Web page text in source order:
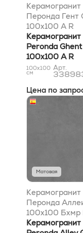
Керамогранит
Перонда Гент
100x100 A R
Керамогранит
Peronda
100x100 A R
100x100
см
Арт.
Цена по
Матовая
Керамогранит
Перонда
100x100 Бхмр
Керамогранит